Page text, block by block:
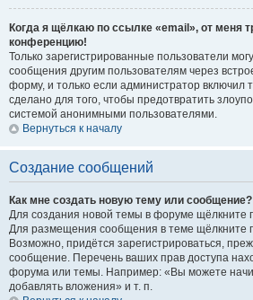
Когда я щёлкаю по ссылке «email», от меня
конференцию!
Только зарегистрированные пользователи
сообщения другим пользователям через
форму, и только если администратор включил
сделано для того, чтобы предотвратить
системой анонимными пользователями.
Вернуться к началу
Создание сообщений
Как мне создать новую тему или сообщение?
Для создания новой темы в форуме щёлкните
Для размещения сообщения в теме щёлкните
Возможно, придётся зарегистрироваться,
сообщение. Перечень ваших прав доступа
форума или темы. Например: «Вы можете
добавлять вложения» и т. п.